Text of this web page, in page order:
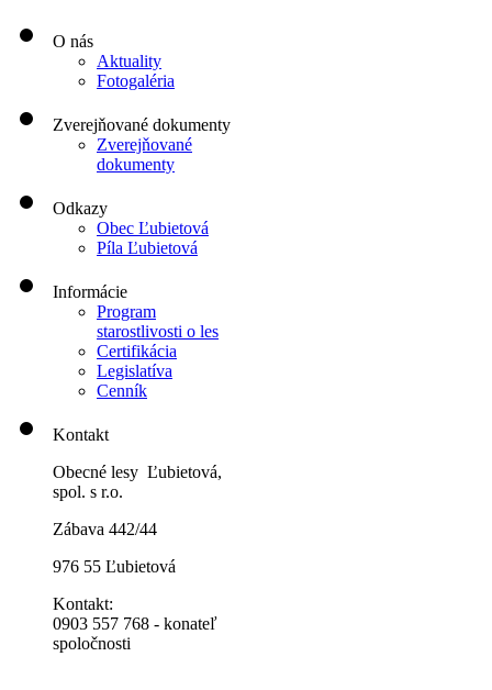
O nás
Aktuality
Fotogaléria
Zverejňované dokumenty
Zverejňované
dokumenty
Odkazy
Obec Ľubietová
Píla Ľubietová
Informácie
Program
starostlivosti o les
Certifikácia
Legislatíva
Cenník
Kontakt
Obecné lesy Ľubietová,
spol. s r.o.
Zábava 442/44
976 55 Ľubietová
Kontakt:
0903 557 768 - konateľ
spoločnosti